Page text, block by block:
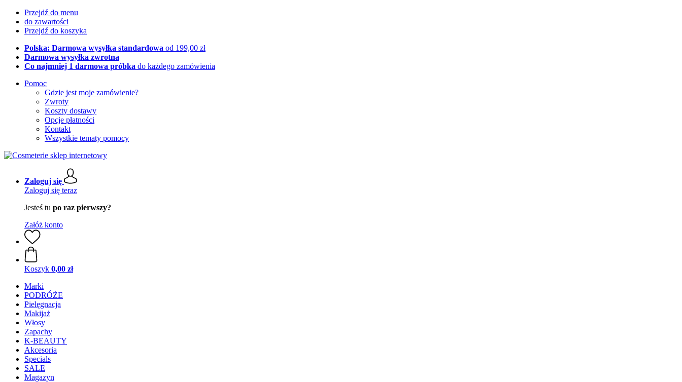
Przejdź do menu
do zawartości
Przejdź do koszyka
Polska: Darmowa wysyłka standardowa od 199,00 zł
Darmowa wysyłka zwrotna
Co najmniej 1 darmowa próbka do każdego zamówienia
Pomoc
Gdzie jest moje zamówienie?
Zwroty
Koszty dostawy
Opcje płatności
Kontakt
Wszystkie tematy pomocy
Zaloguj się
Zaloguj się teraz
Jesteś tu po raz pierwszy?
Załóż konto
Koszyk 0,00 zł
Marki
PODRÓŻE
Pielęgnacja
Makijaż
Włosy
Zapachy
K-BEAUTY
Akcesoria
Specials
SALE
Magazyn